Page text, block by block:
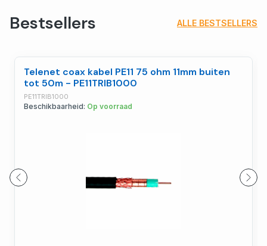
Bestsellers ALLE BESTSELLERS
Telenet coax kabel PE11 75 ohm 11mm buiten
tot 50m - PE11TRIB1000
PE11TRIB1000
Beschikbaarheid: Op voorraad